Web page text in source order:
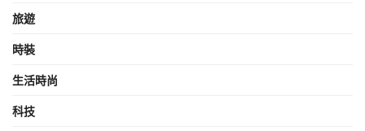
旅遊
時裝
生活時尚
科技